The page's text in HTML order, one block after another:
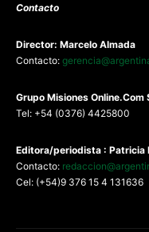
Contacto
Director: Marcelo Almada
Contacto:
Grupo Misiones Online.Com
Tel: +54 (0376) 4425800
Editora/periodista : Patricia
Contacto:
Cel: (+54)9 376 15 4 131636